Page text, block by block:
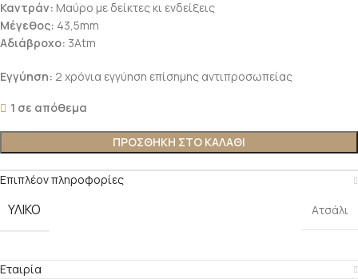
Καντράν: Μαύρο με δείκτες κι ενδείξεις
Μέγεθος: 43,5mm
Αδιάβροχο: 3Atm
Εγγύηση: 2 χρόνια εγγύηση επίσημης αντιπροσωπείας
1 σε απόθεμα
ΠΡΟΣΘΉΚΗ ΣΤΟ ΚΑΛΆΘΙ
Επιπλέον πληροφορίες
ΥΛΙΚΌ Ατσάλι
Εταιρία